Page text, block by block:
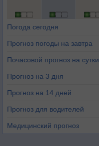
Погода сегодня
Прогноз погоды на завтра
Почасовой прогноз на сутки
Прогноз на 3 дня
Прогноз на 14 дней
Прогноз для водителей
Медицинский прогноз